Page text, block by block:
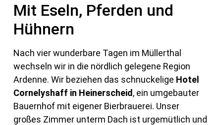
Mit Eseln, Pferden und
Hühnern
Nach vier wunderbare Tagen im Müllerthal
wechseln wir in die nördlich gelegene Region
Ardenne. Wir beziehen das schnuckelige Hotel
Cornelyshaff in Heinerscheid , ein umgebauter
Bauernhof mit eigener Bierbrauerei. Unser
großes Zimmer unterm Dach ist urgemütlich und